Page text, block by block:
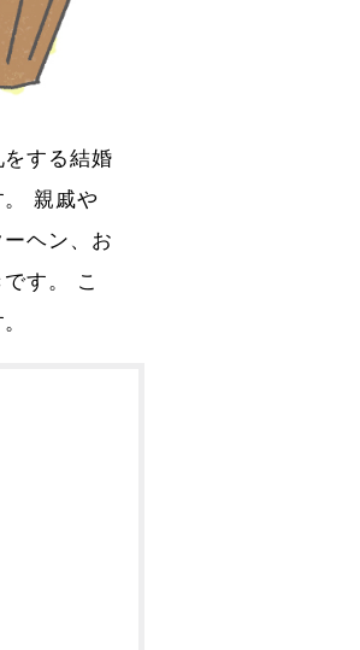
する結婚
。 親戚や
ヘン、お
す。 こ